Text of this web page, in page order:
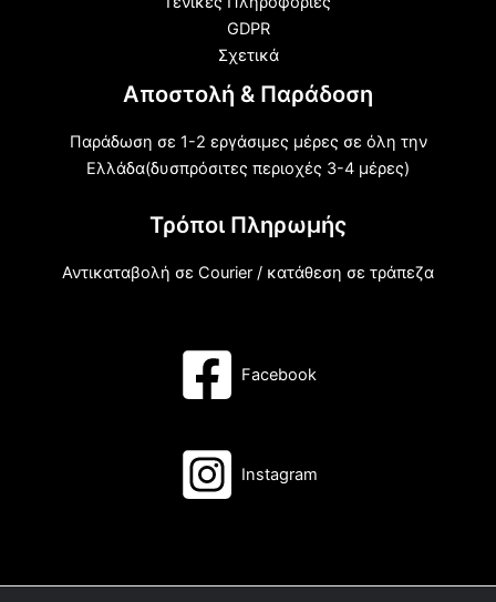
GDPR
Σχετικά
Αποστολή & Παράδοση
Παράδωση σε 1-2 εργάσιμες μέρες σε όλη την
Ελλάδα(δυσπρόσιτες περιοχές 3-4 μέρες)
Τρόποι Πληρωμής
Αντικαταβολή σε Courier / κατάθεση σε τράπεζα
Facebook
Instagram